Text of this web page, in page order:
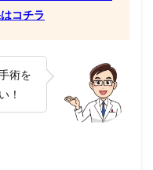
コチラ
術を
！